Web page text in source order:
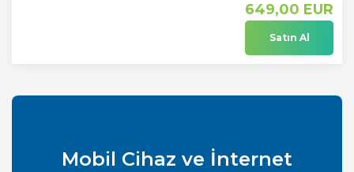
649,00 EUR
Satın Al
Mobil Cihaz ve İnternet